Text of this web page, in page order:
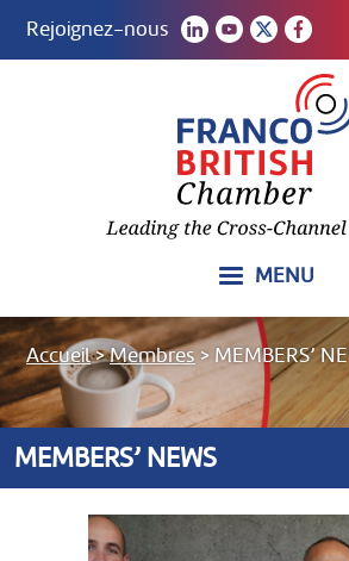
Rejoignez-nous
MENU
Accueil>Membres > MEMBERS’
MEMBERS’ NEWS